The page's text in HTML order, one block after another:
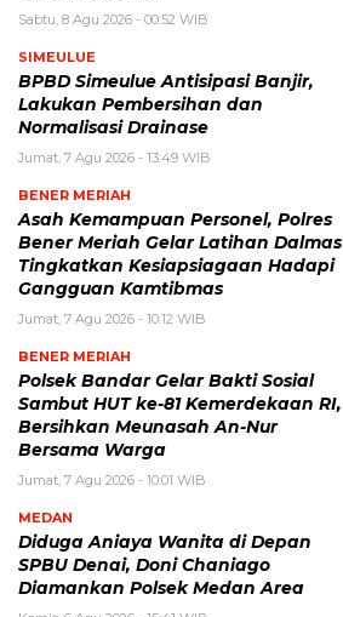
Sabtu, 8 Agu 2026 - 00:52 WIB
SIMEULUE
BPBD Simeulue Antisipasi Banjir,
Lakukan Pembersihan dan
Normalisasi Drainase
Jumat, 7 Agu 2026 - 13:49 WIB
BENER MERIAH
Asah Kemampuan Personel, Polres
Bener Meriah Gelar Latihan Dalmas
Tingkatkan Kesiapsiagaan Hadapi
Gangguan Kamtibmas
Jumat, 7 Agu 2026 - 10:12 WIB
BENER MERIAH
Polsek Bandar Gelar Bakti Sosial
Sambut HUT ke-81 Kemerdekaan RI,
Bersihkan Meunasah An-Nur
Bersama Warga
Jumat, 7 Agu 2026 - 10:01 WIB
MEDAN
Diduga Aniaya Wanita di Depan
SPBU Denai, Doni Chaniago
Diamankan Polsek Medan Area